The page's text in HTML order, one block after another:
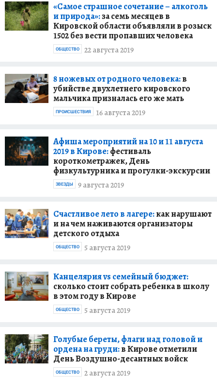
«Самое страшное сочетание – алкоголь
и природа»:за семь месяцев в
Кировской области объявляли в розыск
1502 без вести пропавших человека
22 августа 2019
ОБЩЕСТВО
8 ножевых от родного человека:в
убийстве двухлетнего кировского
мальчика призналась его же мать
16 августа 2019
ПРОИСШЕСТВИЯ
Афиша мероприятий на 10 и 11 августа
2019 в Кирове:фестиваль
короткометражек, День
физкультурника и прогулки-экскурсии
9 августа 2019
ЗВЕЗДЫ
Счастливое лето в лагере:как нарушают
и на чем наживаются организаторы
детского отдыха
5 августа 2019
ОБЩЕСТВО
Канцелярия vs семейный бюджет:
сколько стоит собрать ребенка в школу
в этом году в Кирове
5 августа 2019
ОБЩЕСТВО
Голубые береты, флаги над головой и
ордена на груди:в Кирове отметили
День Воздушно-десантных войск
2 августа 2019
ОБЩЕСТВО